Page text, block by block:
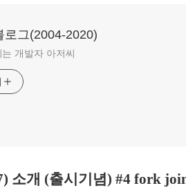
로그(2004-2020)
개발자 아저씨
소개 (출시기념) #4 fork